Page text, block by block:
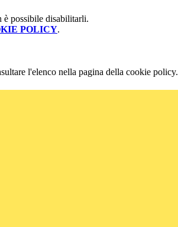
è possibile disabilitarli.
POLICY.
l'elenco nella pagina della cookie policy.